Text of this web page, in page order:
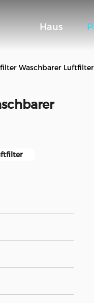
Haus
Waschbarer